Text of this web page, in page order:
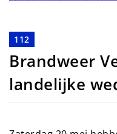
112
Brandweer
landelijke